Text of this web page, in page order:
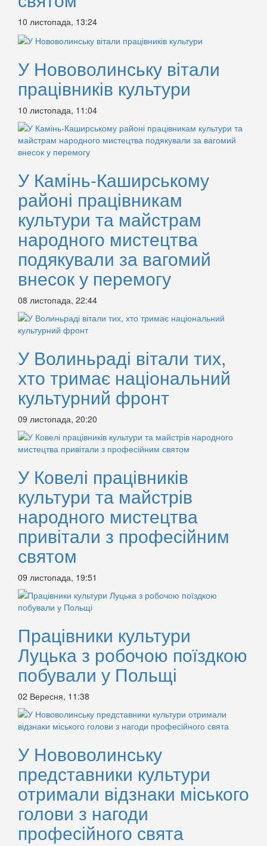
10 листопада, 13:24
У Нововолинську вітали
працівників культури
10 листопада, 11:04
У Камінь-Каширському
районі працівникам
культури та майстрам
народного мистецтва
подякували за вагомий
внесок у перемогу
08 листопада, 22:44
У Волиньраді вітали тих,
хто тримає національний
культурний фронт
09 листопада, 20:20
У Ковелі працівників
культури та майстрів
народного мистецтва
привітали з професійним
святом
09 листопада, 19:51
Працівники культури
Луцька з робочою поїздкою
побували у Польщі
02 Вересня, 11:38
У Нововолинську
представники культури
отримали відзнаки міського
голови з нагоди
професійного свята